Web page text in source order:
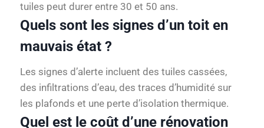
tuiles peut durer entre 30 et 50 ans.
Quels sont les signes d’un toit en
mauvais état ?
Les signes d’alerte incluent des tuiles cassées,
des infiltrations d’eau, des traces d’humidité sur
les plafonds et une perte d’isolation thermique.
Quel est le coût d’une rénovation